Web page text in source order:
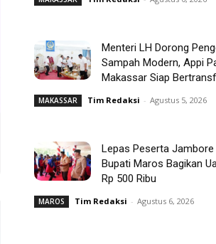
Menteri LH Dorong
Sampah Modern, Appi
Makassar Siap
MAKASSAR Tim Redaksi - Agustus 5, 2026
Lepas Peserta Jambore
Bupati Maros Bagikan
Rp 500 Ribu
MAROS Tim Redaksi - Agustus 6, 2026